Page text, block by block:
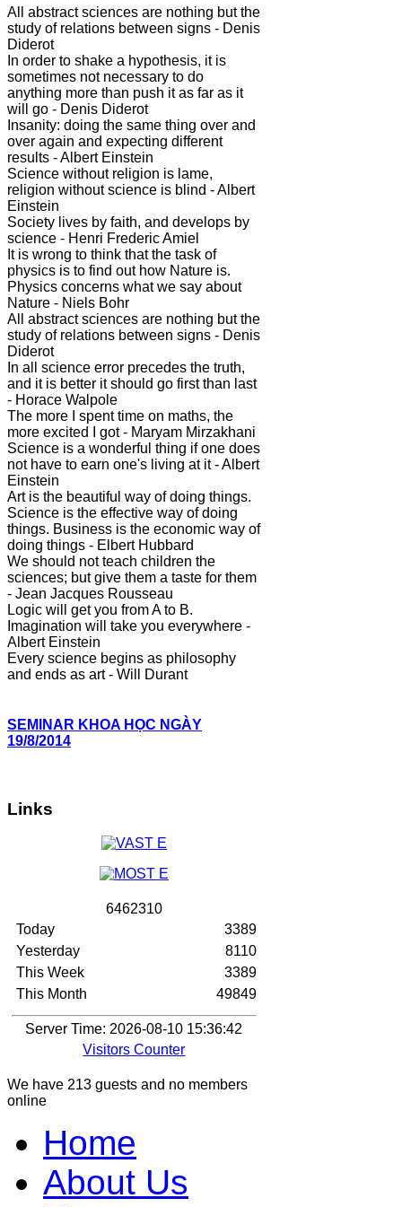
All abstract sciences are nothing but the
study of relations between signs - Denis
Diderot
In order to shake a hypothesis, it is
sometimes not necessary to do
anything more than push it as far as it
will go - Denis Diderot
Insanity: doing the same thing over and
over again and expecting different
results - Albert Einstein
Science without religion is lame,
religion without science is blind - Albert
Einstein
Society lives by faith, and develops by
science - Henri Frederic Amiel
It is wrong to think that the task of
physics is to find out how Nature is.
Physics concerns what we say about
Nature - Niels Bohr
All abstract sciences are nothing but the
study of relations between signs - Denis
Diderot
In all science error precedes the truth,
and it is better it should go first than last
- Horace Walpole
The more I spent time on maths, the
more excited I got - Maryam Mirzakhani
Science is a wonderful thing if one does
not have to earn one's living at it - Albert
Einstein
Art is the beautiful way of doing things.
Science is the effective way of doing
things. Business is the economic way of
doing things - Elbert Hubbard
We should not teach children the
sciences; but give them a taste for them
- Jean Jacques Rousseau
Logic will get you from A to B.
Imagination will take you everywhere -
Albert Einstein
Every science begins as philosophy
and ends as art - Will Durant
SEMINAR KHOA HỌC NGÀY
19/8/2014
Links
6462310
Today
Yesterday
This Week
This Month
3389
8110
3389
49849
Server Time: 2026-08-10 15:36:42
Visitors Counter
We have 213 guests and no members
online
Home
About Us